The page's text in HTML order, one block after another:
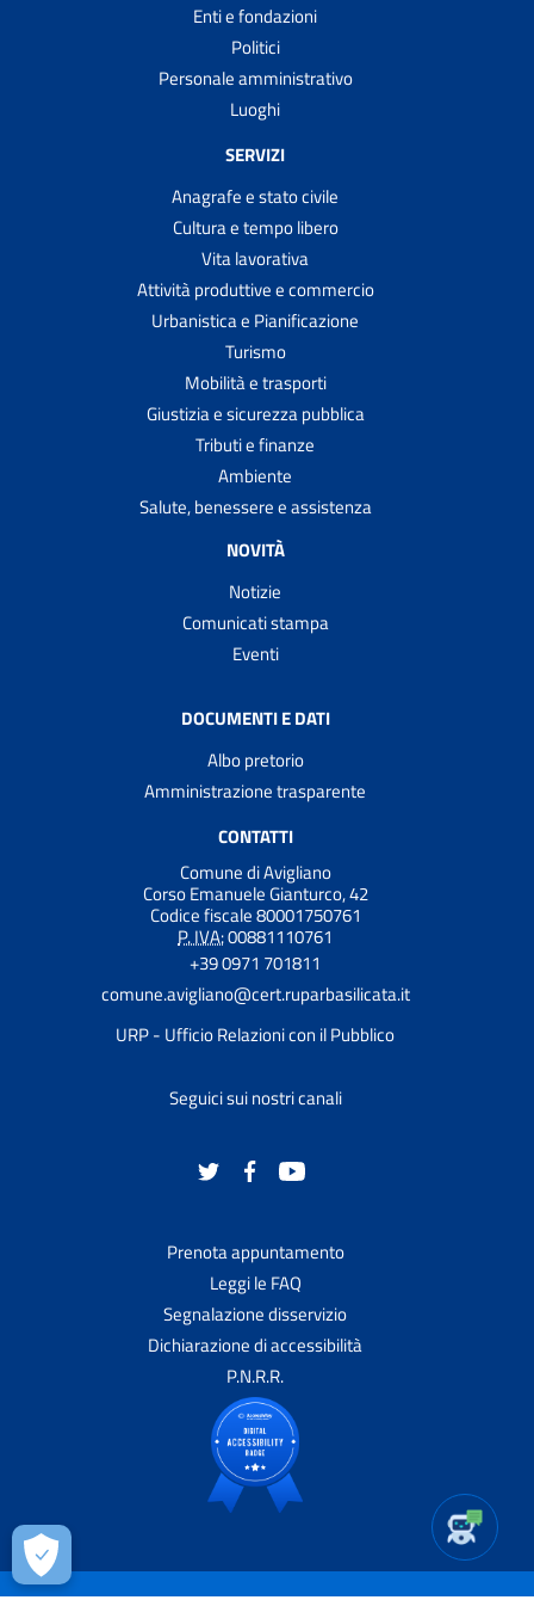
Enti e fondazioni
Politici
Personale amministrativo
Luoghi
SERVIZI
Anagrafe e stato civile
Cultura e tempo libero
Vita lavorativa
Attività produttive e commercio
Urbanistica e Pianificazione
Turismo
Mobilità e trasporti
Giustizia e sicurezza pubblica
Tributi e finanze
Ambiente
Salute, benessere e assistenza
NOVITÀ
Notizie
Comunicati stampa
Eventi
DOCUMENTI E DATI
Albo pretorio
Amministrazione trasparente
CONTATTI
Comune di Avigliano
Corso Emanuele Gianturco, 42
Codice fiscale 80001750761
P. IVA:00881110761
+39 0971 701811
comune.avigliano@cert.ruparbasilicata.it
URP - Ufficio Relazioni con il Pubblico
Seguici sui nostri canali
Prenota appuntamento
Leggi le FAQ
Segnalazione disservizio
Dichiarazione di accessibilità
P.N.R.R.